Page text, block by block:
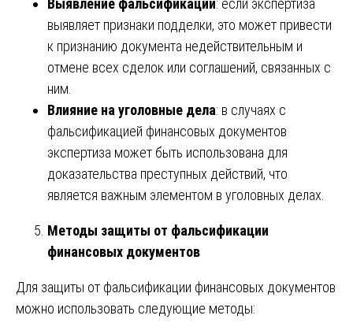
Выявление фальсификации: если экспертиза
выявляет признаки подделки, это может привести
к признанию документа недействительным и
отмене всех сделок или соглашений, связанных с
ним.
Влияние на уголовные дела: в случаях с
фальсификацией финансовых документов
экспертиза может быть использована для
доказательства преступных действий, что
является важным элементом в уголовных делах.
Методы защиты от фальсификации
финансовых документов
Для защиты от фальсификации финансовых документов
можно использовать следующие методы: